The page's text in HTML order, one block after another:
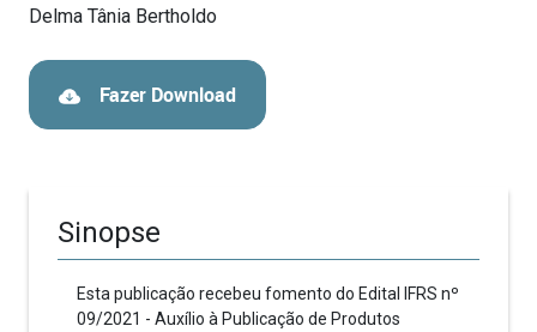
Delma Tânia Bertholdo
Fazer Download
Sinopse
Esta publicação recebeu fomento do Edital IFRS nº
09/2021 - Auxílio à Publicação de Produtos